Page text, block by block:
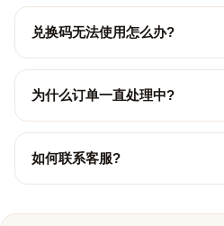
兑换码无法使用怎么办?
为什么订单一直处理中?
如何联系客服?